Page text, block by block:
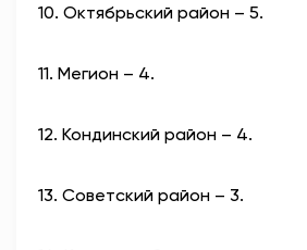
10. Октябрьский район – 5.
11. Мегион – 4.
12. Кондинский район – 4.
13. Советский район – 3.